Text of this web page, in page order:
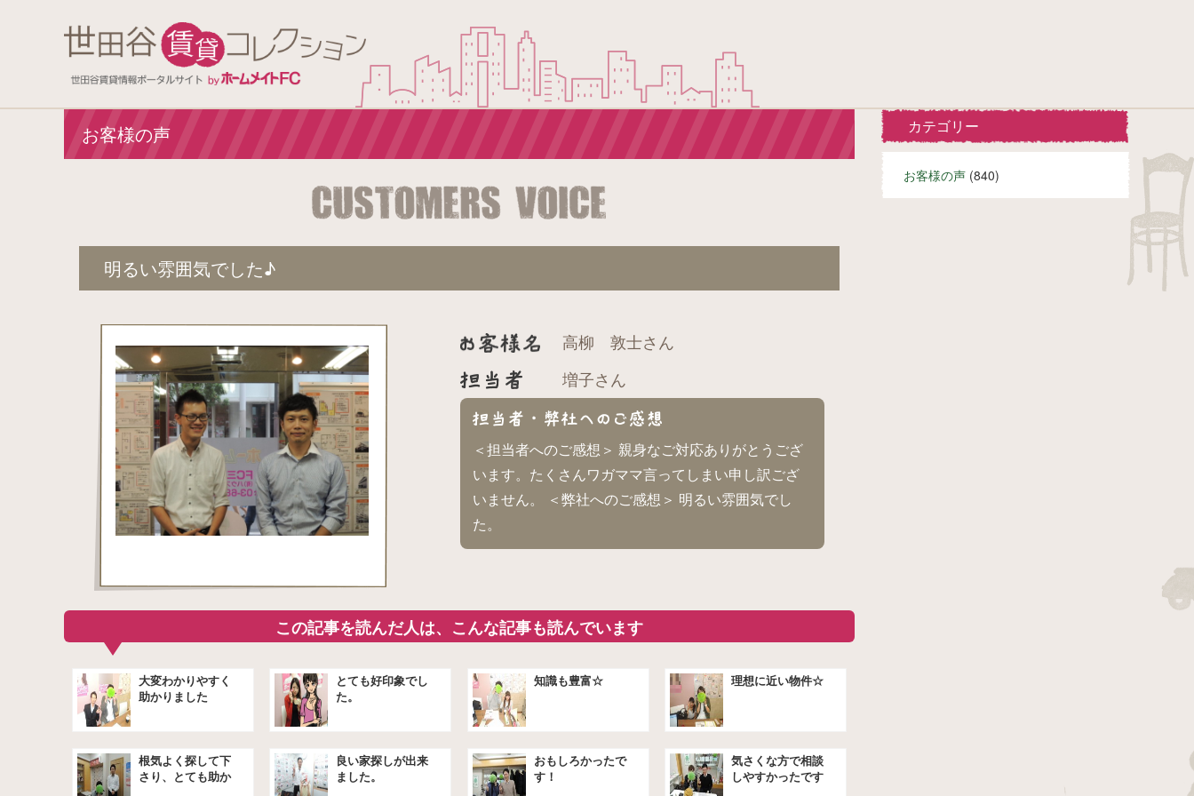
お客様の声
明るい雰囲気でした♪
高柳 敦士さん
増子さん
＜担当者へのご感想＞ 親身なご対応ありがとうござ
います。たくさんワガママ言ってしまい申し訳ござ
いません。 ＜弊社へのご感想＞ 明るい雰囲気でし
た。
この記事を読んだ人は、こんな記事も読んでいます
大変わかりやすく
助かりました
とても好印象でし
た。
知識も豊富☆ 理想に近い物件☆
根気よく探して下
さり、とても助か
良い家探しが出来
ました。
おもしろかったで
す！
気さくな方で相談
しやすかったです
カテゴリー
お客様の声 (840)